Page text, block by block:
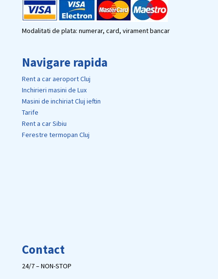
Modalitati de plata: numerar, card, virament bancar
Navigare rapida
Rent a car aeroport Cluj
Inchirieri masini de Lux
Masini de inchiriat Cluj ieftin
Tarife
Rent a car Sibiu
Ferestre termopan Cluj
Contact
24/7 – NON-STOP